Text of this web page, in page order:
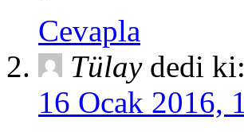
Cevapla
Tülay dedi ki:
16 Ocak 2016,